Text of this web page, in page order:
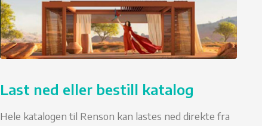
Last ned eller bestill katalog
Hele katalogen til Renson kan lastes ned direkte fra